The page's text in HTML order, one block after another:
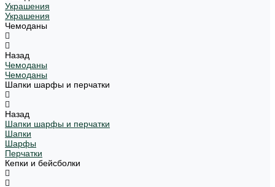
Украшения
Украшения
Чемоданы
Назад
Чемоданы
Чемоданы
Шапки шарфы и перчатки
Назад
Шапки шарфы и перчатки
Шапки
Шарфы
Перчатки
Кепки и бейсболки